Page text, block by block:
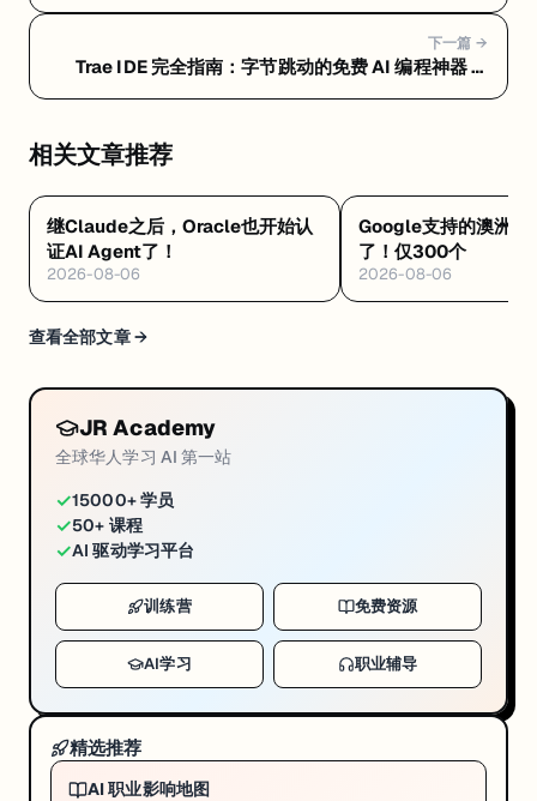
下一篇 →
Trae IDE 完全指南：字节跳动的免费 AI 编程神器 —
相关文章推荐
继Claude之后，Oracle也开始认
证AI Agent了！
2026-08-06
Google支持的澳洲
了！仅300个
2026-08-06
查看全部文章 →
JR Academy
全球华人学习 AI 第一站
✓15000+ 学员
✓50+ 课程
✓AI 驱动学习平台
训练营 免费资源
AI学习 职业辅导
精选推荐
AI 职业影响地图